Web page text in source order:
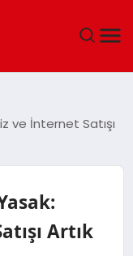
ve İnternet Satışı
Artık